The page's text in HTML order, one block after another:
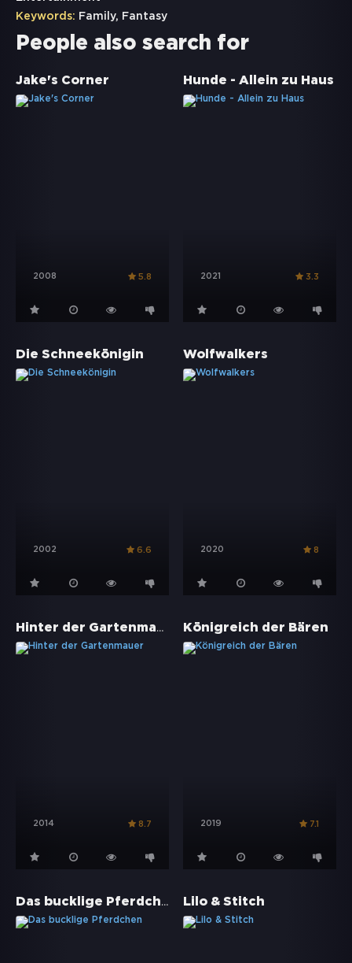
Keywords: Family, Fantasy
People also search for
Jake's Corner
2008 5.8
Hunde - Allein zu Haus
2021 3.3
Die Schneekönigin
2002 6.6
Wolfwalkers
2020 8
Hinter der Gartenmauer
2014 8.7
Königreich der Bären
2019 7.1
Das bucklige Pferdchen Lilo & Stitch